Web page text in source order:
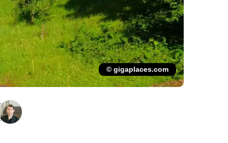
© gigaplaces.com